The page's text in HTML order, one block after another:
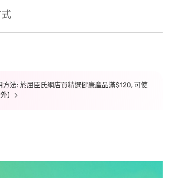
法: 於屈臣氏網店買精選健康產品滿$120, 可使
)